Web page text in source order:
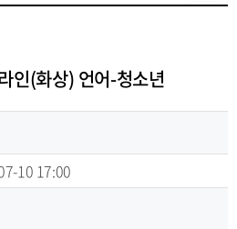
유
기
인(화상) 언어-청소년
10 17:00